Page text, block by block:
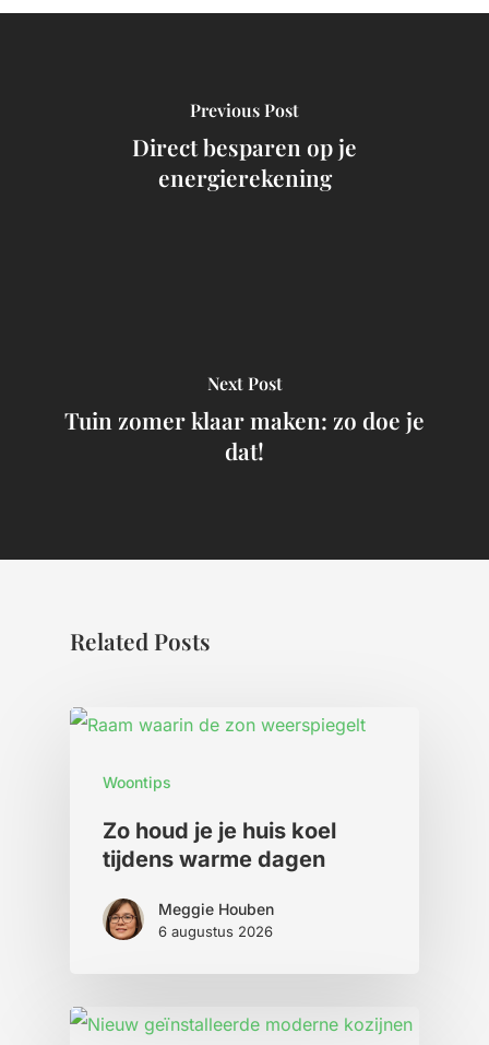
Previous Post
Direct besparen op je
energierekening
Next Post
Tuin zomer klaar maken: zo doe je
dat!
Related Posts
Woontips
Zo houd je je huis koel
tijdens warme dagen
Meggie Houben
6 augustus 2026